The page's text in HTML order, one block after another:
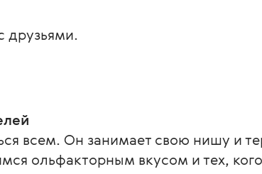
друзьями.
всем. Он занимает свою нишу и
ольфакторным вкусом и тех,